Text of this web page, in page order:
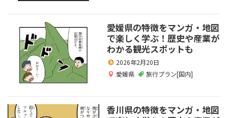
愛媛県の特徴をマンガ・地図
で楽しく学ぶ！歴史や産業が
わかる観光スポットも
2026年2月20日
愛媛県
旅行プラン[国内]
香川県の特徴をマンガ・地図